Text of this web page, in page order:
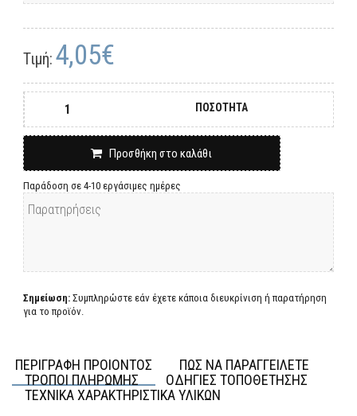
Τιμή: 4,05€
ΠΟΣΟΤΗΤΑ
Προσθήκη στο καλάθι
Παράδοση σε 4-10 εργάσιμες ημέρες
Σημείωση: Συμπληρώστε εάν έχετε κάποια διευκρίνιση ή παρατήρηση
για το προϊόν.
ΠΕΡΙΓΡΑΦΗ ΠΡΟΙΟΝΤΟΣ
ΠΩΣ ΝΑ ΠΑΡΑΓΓΕΙΛΕΤΕ
ΤΡΟΠΟΙ ΠΛΗΡΩΜΗΣ
ΟΔΗΓΙΕΣ ΤΟΠΟΘΕΤΗΣΗΣ
ΤΕΧΝΙΚΑ ΧΑΡΑΚΤΗΡΙΣΤΙΚΑ ΥΛΙΚΩΝ